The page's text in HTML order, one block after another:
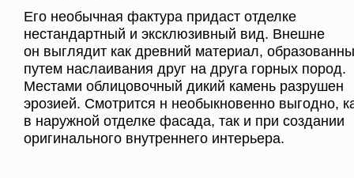
Его необычная фактура придаст отделке
нестандартный и эксклюзивный вид. Внешне
он выглядит как древний материал,
путем наслаивания друг на друга горных пород.
Местами облицовочный дикий камень разрушен
эрозией. Смотрится н необыкновенно выгодно,
в наружной отделке фасада, так и при создании
оригинального внутреннего интерьера.